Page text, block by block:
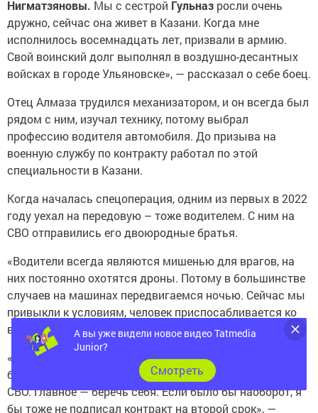
Нигматзяновы. Мы с сестрой Гульназ росли очень
дружно, сейчас она живет в Казани. Когда мне
исполнилось восемнадцать лет, призвали в армию.
Свой воинский долг выполнял в воздушно-десантных
войсках в городе Ульяновске», — рассказал о себе боец.
Отец Алмаза трудился механизатором, и он всегда был
рядом с ним, изучал технику, потому выбрал
профессию водителя автомобиля. До призыва на
военную службу по контракту работал по этой
специальности в Казани.
Когда началась спецоперация, одним из первых в 2022
году уехал на передовую – тоже водителем. С ним на
СВО отправились его двоюродные братья.
«Водители всегда являются мишенью для врагов, на
них постоянно охотятся дроны. Потому в большинстве
случаев на машинах передвигаемся ночью. Сейчас мы
привыкли к условиям, человек приспосабливается ко
всем трудностям», — пояснил военнослужащий.
«Ребятам из нашего района хочу сказать, что не надо
бояться заключения контракта для военной службы на
СВО. Главное — беречь себя. Если было бы наоборот, я
бы тоже не подписал контракт на второй срок», —
А вы уже видели новое видео Tatmedia
Junior?
Cмотреть